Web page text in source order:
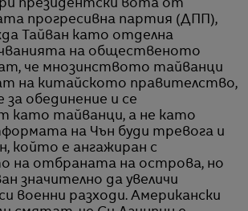
президентски вота от
прогресивна партия (ДПП),
Тайван като отделна
на общественото
че мнозинството тайванци
на китайското правителство,
обединение и се
като тайванци, а не като
на Чън буди тревога и
който е ангажиран с
на отбраната на острова, но
значително да увеличи
военни разходи. Американски